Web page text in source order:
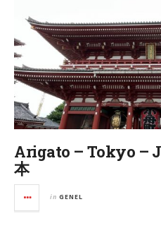
Arigato – Tokyo –
本
in GENEL